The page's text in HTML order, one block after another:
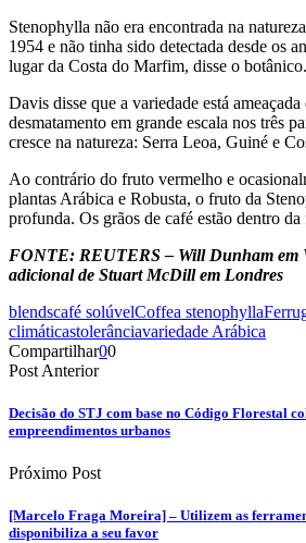
Stenophylla não era encontrada na
1954 e não tinha sido detectada desde os
lugar da Costa do Marfim, disse o botânico.
Davis disse que a variedade está
desmatamento em grande escala nos três
cresce na natureza: Serra Leoa, Guiné e
Ao contrário do fruto vermelho e
plantas Arábica e Robusta, o fruto da
profunda. Os grãos de café estão dentro da
FONTE: REUTERS – Will Dunham em
adicional de Stuart McDill em Londres
blendscafé solúvelCoffea stenophylla
climáticastolerânciavariedade Arábica
Compartilhar00
Post Anterior
Decisão do STJ com base no Código Florestal
empreendimentos urbanos
Próximo Post
[Marcelo Fraga Moreira] – Utilizem as
disponibiliza a seu favor